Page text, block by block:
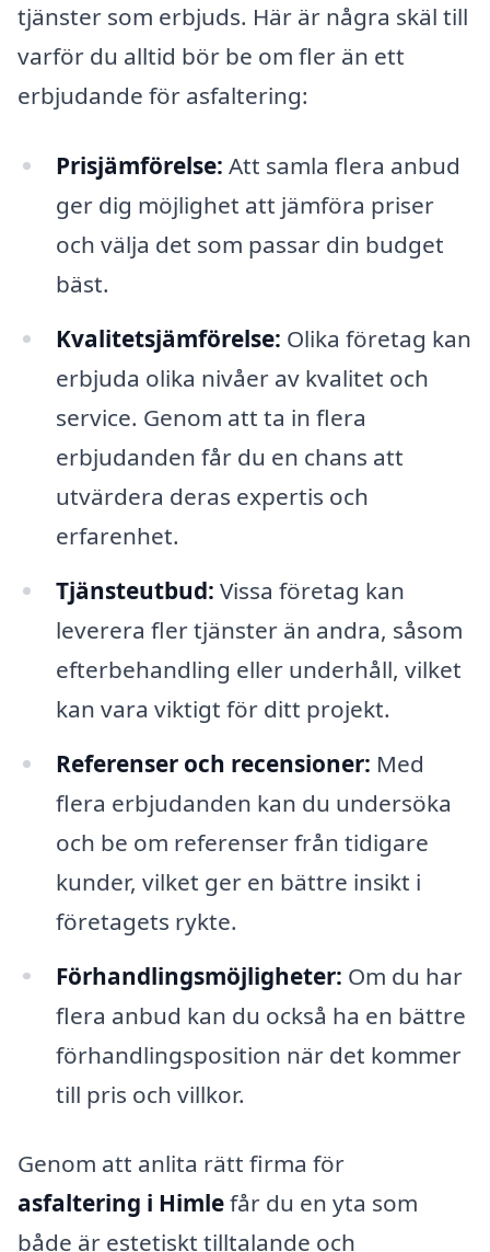
tjänster som erbjuds. Här är några skäl till
varför du alltid bör be om fler än ett
erbjudande för asfaltering:
Prisjämförelse: Att samla flera anbud
ger dig möjlighet att jämföra priser
och välja det som passar din budget
bäst.
Kvalitetsjämförelse: Olika företag kan
erbjuda olika nivåer av kvalitet och
service. Genom att ta in flera
erbjudanden får du en chans att
utvärdera deras expertis och
erfarenhet.
Tjänsteutbud: Vissa företag kan
leverera fler tjänster än andra, såsom
efterbehandling eller underhåll, vilket
kan vara viktigt för ditt projekt.
Referenser och recensioner: Med
flera erbjudanden kan du undersöka
och be om referenser från tidigare
kunder, vilket ger en bättre insikt i
företagets rykte.
Förhandlingsmöjligheter: Om du har
flera anbud kan du också ha en bättre
förhandlingsposition när det kommer
till pris och villkor.
Genom att anlita rätt firma för
asfaltering i Himlefår du en yta som
både är estetiskt tilltalande och